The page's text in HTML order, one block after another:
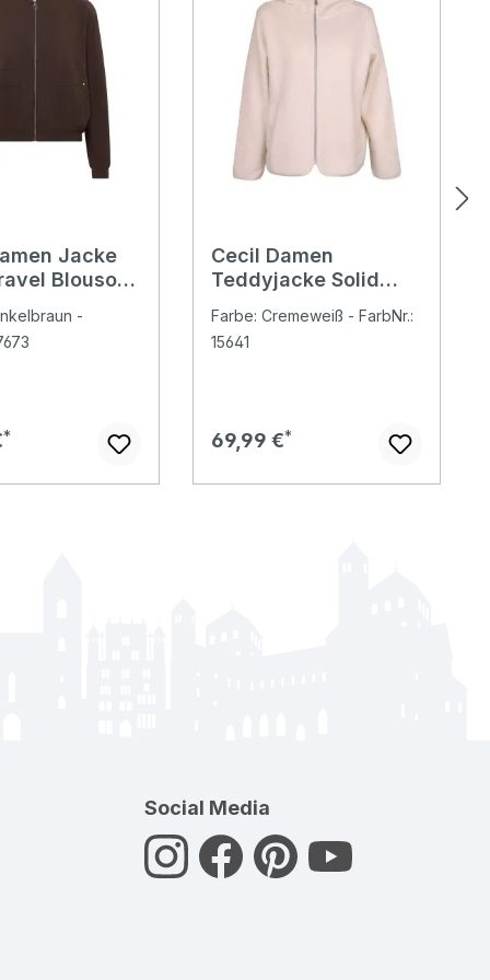
Jacke
Blouson
-
Preis:
Cecil Damen
Teddyjacke Solid
Farbe: Cremeweiß - FarbNr.:
15641
Regulärer Preis:
69,99 €
Social Media